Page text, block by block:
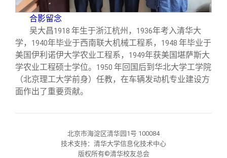
合影留念
吴大昌1918 年生于浙江杭州， 1936年考入清华大
学，
1940年毕业于西南联大机械工程系， 1948 年毕业于
美国伊利诺伊大学农业工程系，
1949年获美国堪萨斯大
学农业工程硕士学位。
1950 年回国后到华北大学工学院
（北京理工大学前身）任教，在车辆发动机专业建设方
面作出了重要贡献。
北京市海淀区清华园1号 100084
技术支持：清华大学信息化技术中心
版权所有©清华校友总会